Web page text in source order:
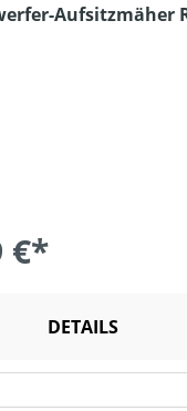
Aufsitzmäher
€*
DETAILS